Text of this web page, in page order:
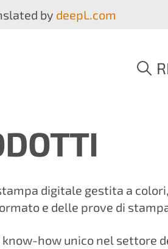
by deepL.com
digitale gestita a
e delle prove di
how unico nel settore